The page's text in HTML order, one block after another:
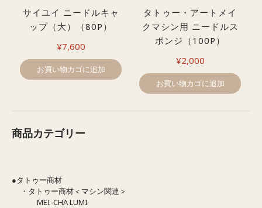
サイユイ ニードルキャ
ップ（大）（80P）
¥7,600
お買い物カゴに追加
タトゥー・アートメイ
クマシン用 ニードルス
ポンジ（100P）
¥2,000
お買い物カゴに追加
商品カテゴリー
●タトゥー商材
・タトゥー商材＜マシン関連＞
MEI-CHA LUMI